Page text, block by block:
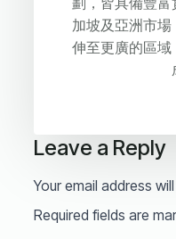
加坡及亞洲市
伸至更廣的區
Leave a Reply
Your email address
Required fields are